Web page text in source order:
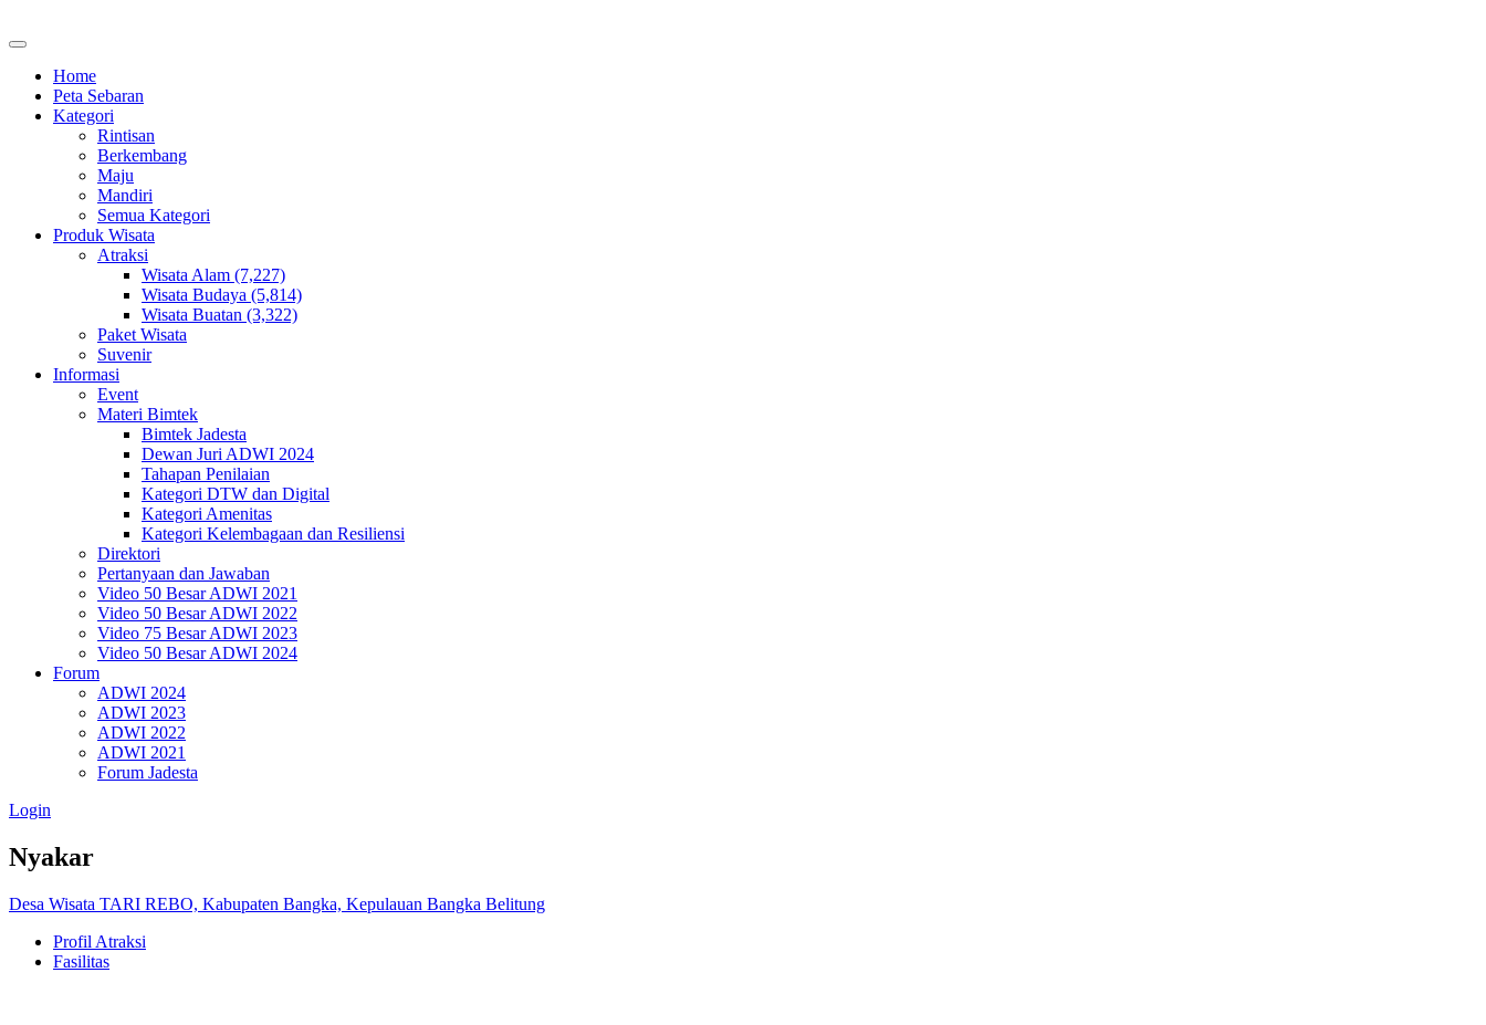
Home
Peta Sebaran
Kategori
Rintisan
Berkembang
Maju
Mandiri
Semua Kategori
Produk Wisata
Atraksi
Wisata Alam (7,227)
Wisata Budaya (5,814)
Wisata Buatan (3,322)
Paket Wisata
Suvenir
Informasi
Event
Materi Bimtek
Bimtek Jadesta
Dewan Juri ADWI 2024
Tahapan Penilaian
Kategori DTW dan Digital
Kategori Amenitas
Kategori Kelembagaan dan Resiliensi
Direktori
Pertanyaan dan Jawaban
Video 50 Besar ADWI 2021
Video 50 Besar ADWI 2022
Video 75 Besar ADWI 2023
Video 50 Besar ADWI 2024
Forum
ADWI 2024
ADWI 2023
ADWI 2022
ADWI 2021
Forum Jadesta
Login
Nyakar
Desa Wisata TARI REBO, Kabupaten Bangka, Kepulauan Bangka Belitung
Profil Atraksi
Fasilitas